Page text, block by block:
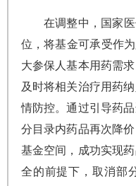
在调整中，国家
位，将基金可承受作
大参保人基本用药需
及时将相关治疗用药
情防控。通过引导药
分目录内药品再次降
基金空间，成功实现
全的前提下，取消部